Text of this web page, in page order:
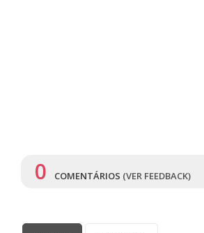
0 COMENTÁRIOS (VER FEEDBACK)